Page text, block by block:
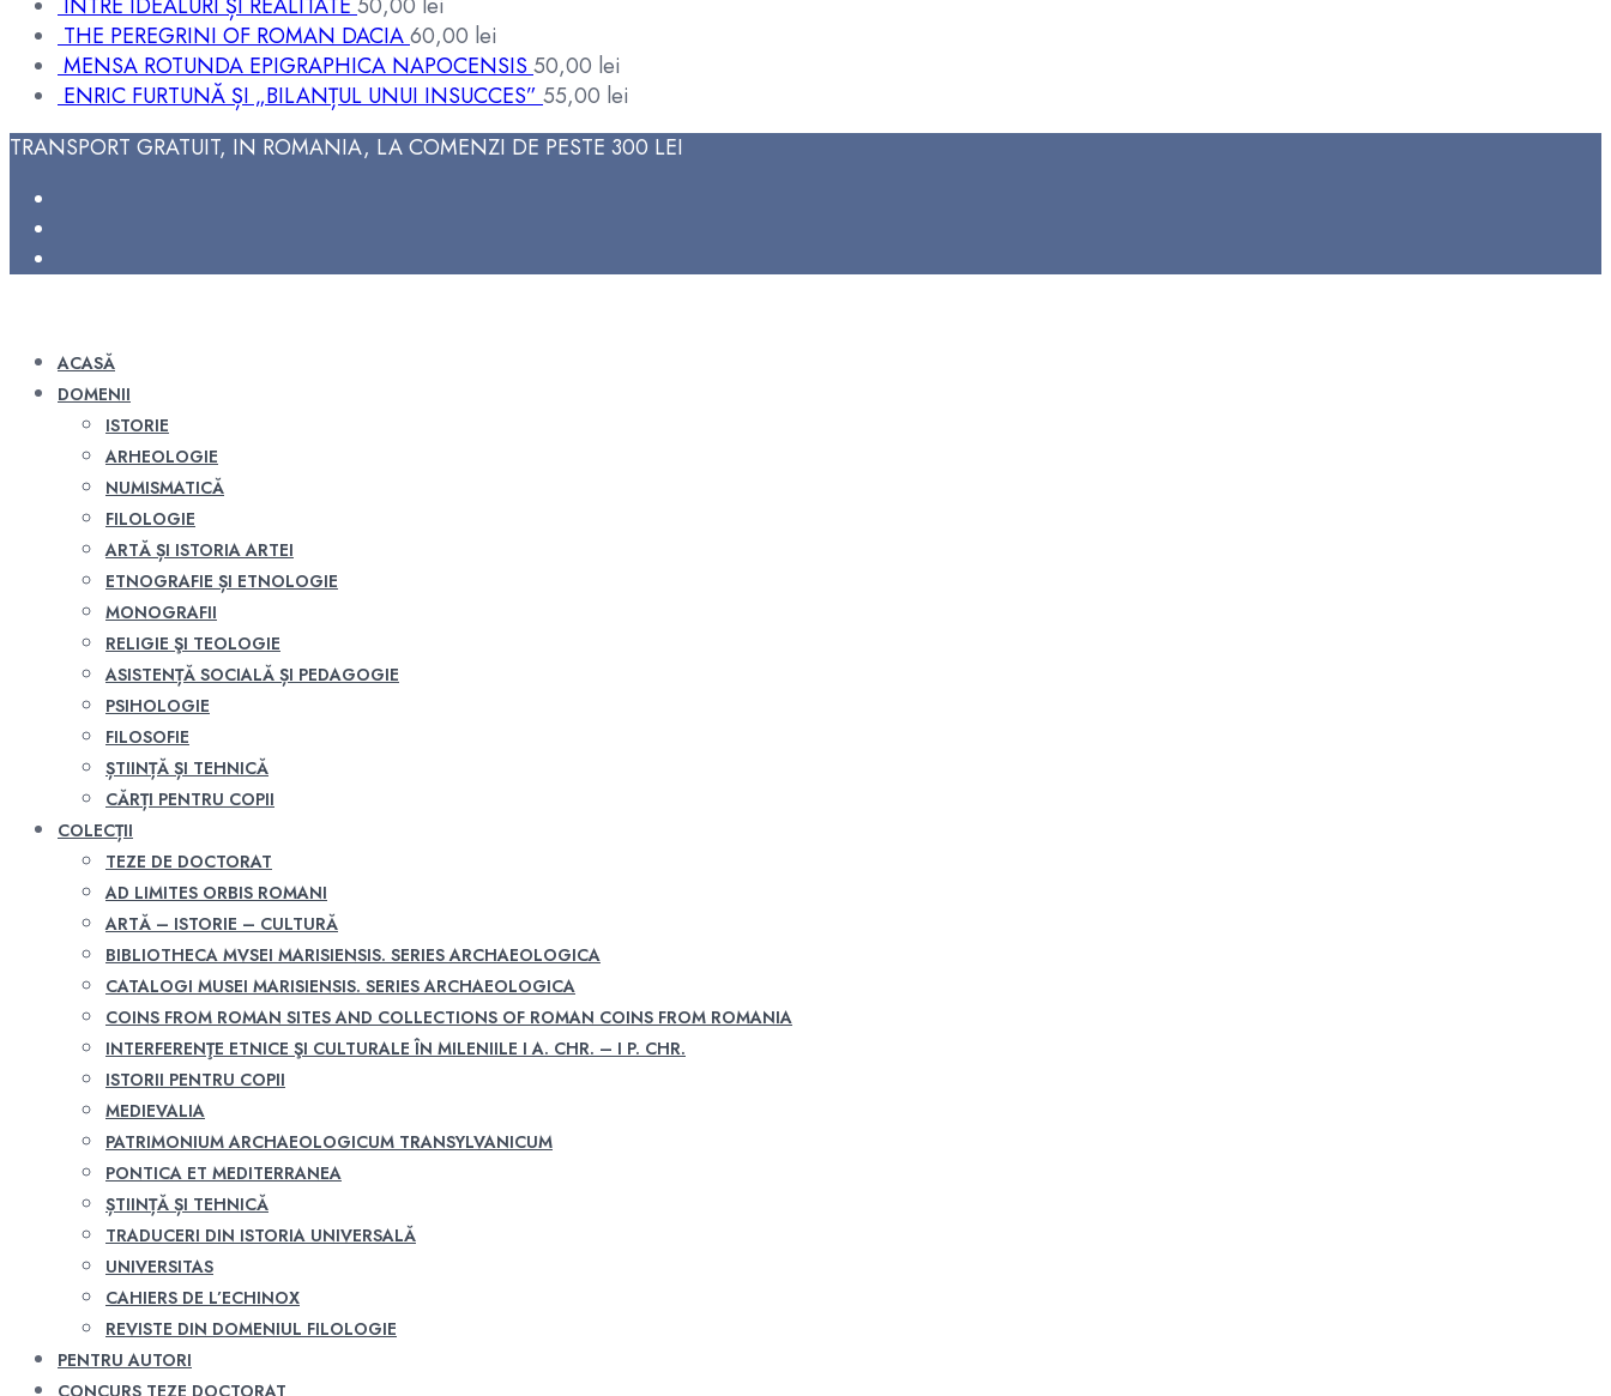
THE PEREGRINI OF ROMAN DACIA60,00 lei
MENSA ROTUNDA EPIGRAPHICA NAPOCENSIS50,00 lei
ENRIC FURTUNĂ ȘI „BILANȚUL UNUI INSUCCES” 55,00 lei
TRANSPORT GRATUIT, IN ROMANIA, LA COMENZI DE PESTE 300 LEI
ACASĂ
DOMENII
ISTORIE
ARHEOLOGIE
NUMISMATICĂ
FILOLOGIE
ARTĂ ȘI ISTORIA ARTEI
ETNOGRAFIE ȘI ETNOLOGIE
MONOGRAFII
RELIGIE ŞI TEOLOGIE
ASISTENȚĂ SOCIALĂ ȘI PEDAGOGIE
PSIHOLOGIE
FILOSOFIE
ȘTIINȚĂ ȘI TEHNICĂ
CĂRȚI PENTRU COPII
COLECȚII
TEZE DE DOCTORAT
AD LIMITES ORBIS ROMANI
ARTĂ – ISTORIE – CULTURĂ
BIBLIOTHECA MVSEI MARISIENSIS. SERIES ARCHAEOLOGICA
CATALOGI MUSEI MARISIENSIS. SERIES ARCHAEOLOGICA
COINS FROM ROMAN SITES AND COLLECTIONS OF ROMAN COINS FROM ROMANIA
INTERFERENŢE ETNICE ŞI CULTURALE ÎN MILENIILE I A. CHR. – I P. CHR.
ISTORII PENTRU COPII
MEDIEVALIA
PATRIMONIUM ARCHAEOLOGICUM TRANSYLVANICUM
PONTICA ET MEDITERRANEA
ȘTIINȚĂ ȘI TEHNICĂ
TRADUCERI DIN ISTORIA UNIVERSALĂ
UNIVERSITAS
CAHIERS DE L’ECHINOX
REVISTE DIN DOMENIUL FILOLOGIE
PENTRU AUTORI